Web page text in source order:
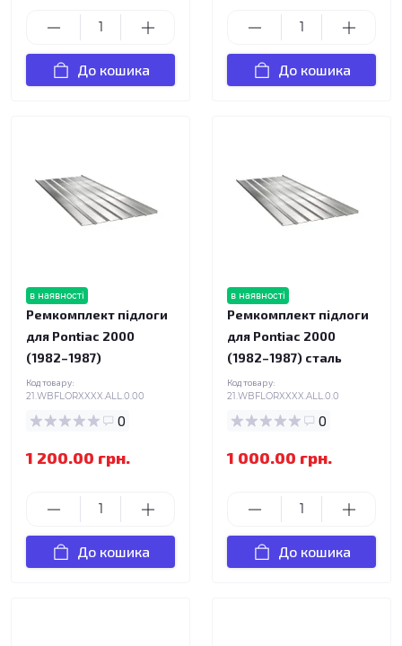
До кошика До кошика
в наявності
Ремкомплект підлоги
для Pontiac 2000
(1982–1987)
Код товару:
21.WBFLORXXXX.ALL.0.00
0
1 200.00 грн.
До кошика
в наявності
Ремкомплект підлоги
для Pontiac 2000
(1982–1987) сталь
Код товару:
21.WBFLORXXXX.ALL.0.0
0
1 000.00 грн.
До кошика